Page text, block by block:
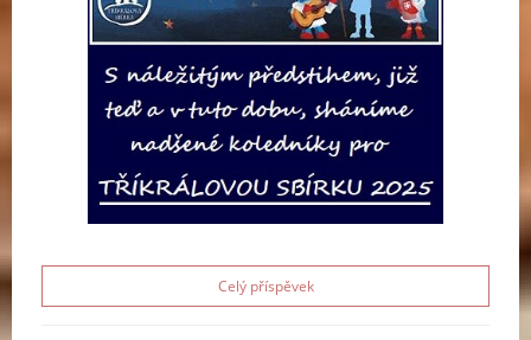
Celý příspěvek